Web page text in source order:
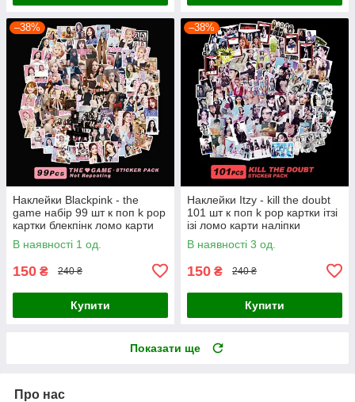
–38%
Наклейки Blackpink - the
game набір 99 шт к поп k pop
картки блекпінк ломо карти
наліпки
В наявності 1 од.
150 ₴ 240 ₴
Купити
–38%
Наклейки Itzy - kill the doubt
101 шт к поп k pop картки ітзі
ізі ломо карти наліпки
В наявності 3 од.
150 ₴ 240 ₴
Купити
Показати ще
Про нас